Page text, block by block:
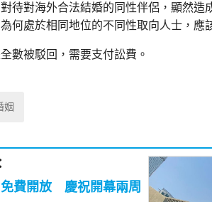
待對海外合法結婚的同性伴侶，顯然造
何處於相同地位的不同性取向人士，應
數被駁回，需要支付訟費。
姻
費開放 慶祝開幕兩周